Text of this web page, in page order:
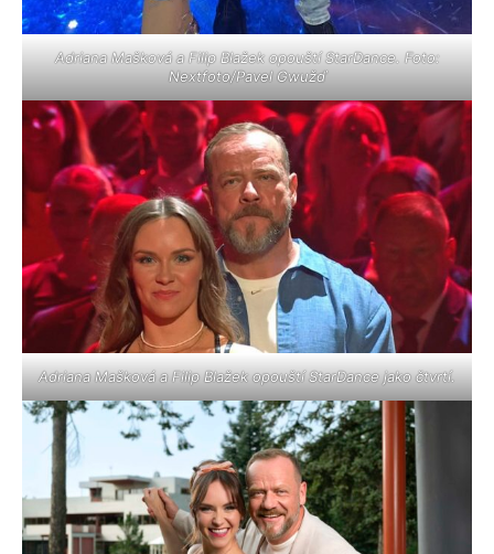
Adriana Mašková a Filip Blažek opouští StarDance. Foto:
Nextfoto/Pavel Gwužď
Adriana Mašková a Filip Blažek opouští StarDance jako čtvrtí.